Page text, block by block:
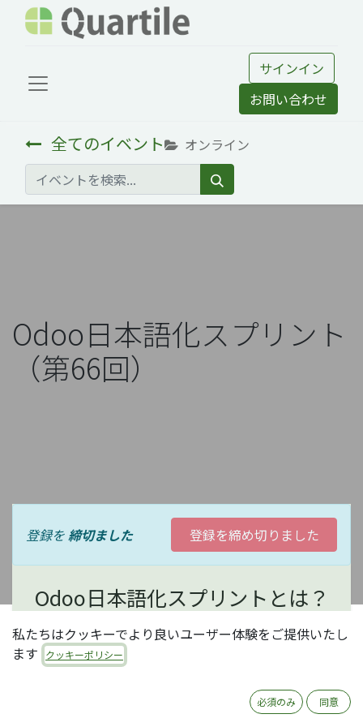
サインイン
お問い合わせ
全てのイベント オンライン
Odoo日本語化スプリント
（第66回）
登録を 締切ました 登録を締め切りました
Odoo日本語化スプリントとは？
オープンソースERP Odooの日本語化は、現状コミュ
ニティ有志の活動に依存しています。コミュニティ活
は、日本のほとんどのOdooユーザがメリットを享受
できる、大変有意義な活動で、誰でも参加可能です。
私たちはクッキーでより良いユーザー体験をご提供いたし
ます
クッキーポリシー
必須のみ 同意